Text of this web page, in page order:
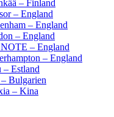
– Finland
– England
– England
– England
– England
– England
– Estland
Bulgarien
– Kina